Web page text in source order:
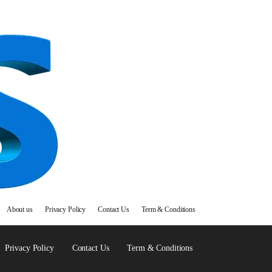
About us Privacy Policy Contact Us Term & Conditions
Privacy Policy Contact Us Term & Conditions